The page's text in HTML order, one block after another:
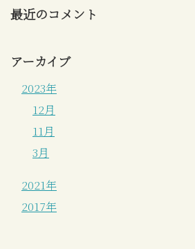
最近のコメント
アーカイブ
2023年
12月
11月
3月
2021年
2017年